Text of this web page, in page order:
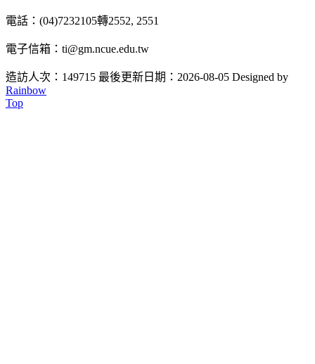
電話：(04)7232105轉2552, 2551
電子信箱：ti@gm.ncue.edu.tw
造訪人次：149715 最後更新日期：2026-08-05 Designed by
Rainbow
Top